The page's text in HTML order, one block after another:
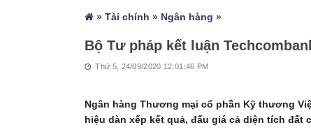
» Tài chính » Ngân hàng »
Bộ Tư pháp kết luận
Thứ 5, 24/09/2020 12:01:46 PM
Ngân hàng Thương mại cổ phần Kỹ thương
hiệu dàn xếp kết quả, đấu giá cả diện tích đất